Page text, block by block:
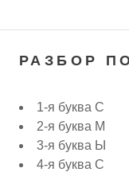
РАЗБОР
1-я буква С
2-я буква М
3-я буква Ы
4-я буква С